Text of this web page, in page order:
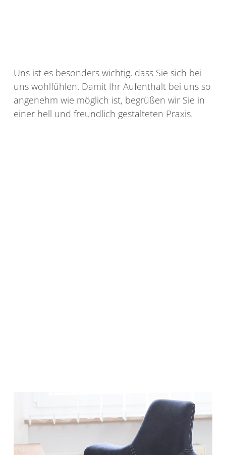
Uns ist es besonders wichtig, dass Sie sich bei
uns wohlfühlen. Damit Ihr Aufenthalt bei uns so
angenehm wie möglich ist, begrüßen wir Sie in
einer hell und freundlich gestalteten Praxis.